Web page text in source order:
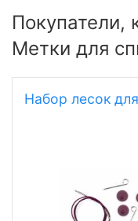
Покупатели,
Метки для
Набор лесок